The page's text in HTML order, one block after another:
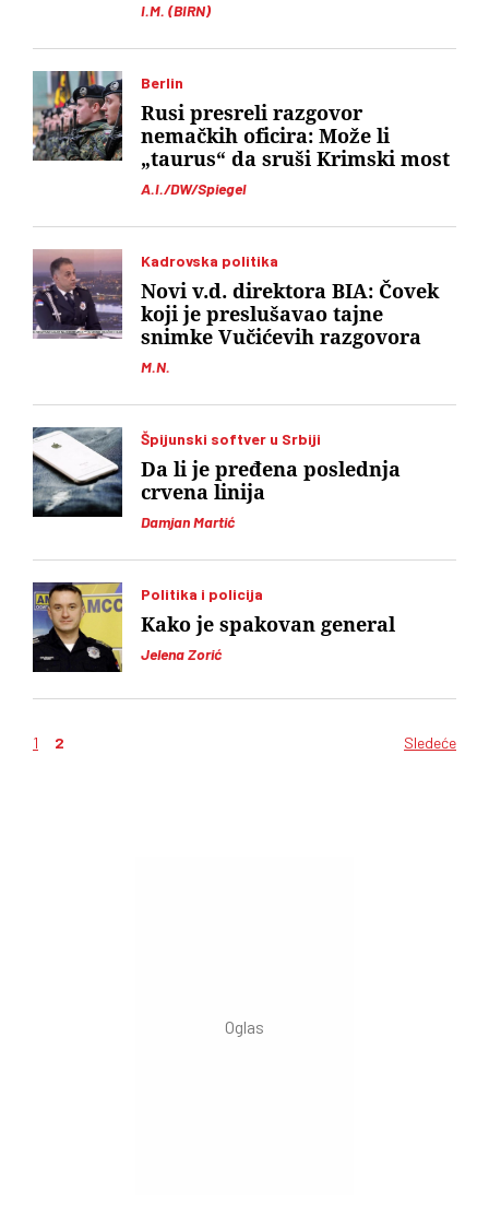
I.M. (BIRN)
Berlin
A.I./DW/Spiegel
Rusi presreli razgovor
nemačkih oficira: Može li
„taurus“ da sruši Krimski most
Kadrovska politika
M.N.
Novi v.d. direktora BIA: Čovek
koji je preslušavao tajne
snimke Vučićevih razgovora
Špijunski softver u Srbiji
Damjan Martić
Da li je pređena poslednja
crvena linija
Politika i policija
Jelena Zorić
Kako je spakovan general
1 2 Sledeće